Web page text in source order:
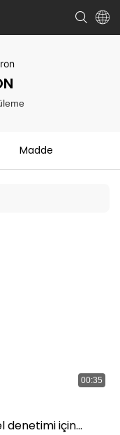
Madde
00:35
denetimi için